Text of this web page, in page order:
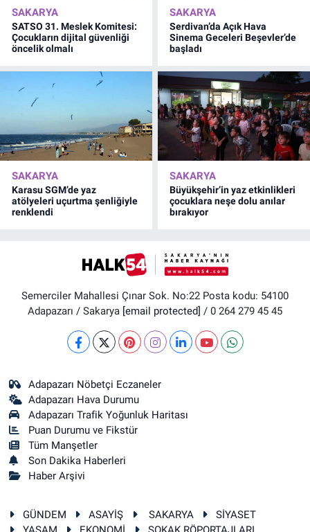
SAKARYA
SATSO 31. Meslek Komitesi:
Çocukların dijital güvenliği
öncelik olmalı
SAKARYA
Serdivan’da Açık Hava
Sinema Geceleri Beşevler’de
başladı
SAKARYA
Karasu SGM’de yaz
atölyeleri uçurtma şenliğiyle
renklendi
SAKARYA
Büyükşehir’in yaz etkinlikleri
çocuklara neşe dolu anılar
bırakıyor
Semerciler Mahallesi Çınar Sok. No:22 Posta kodu: 54100
Adapazarı / Sakarya [email protected] / 0 264 279 45 45
Adapazarı Nöbetçi Eczaneler
Adapazarı Hava Durumu
Adapazarı Trafik Yoğunluk Haritası
Puan Durumu ve Fikstür
Tüm Manşetler
Son Dakika Haberleri
Haber Arşivi
GÜNDEM ASAYİŞ SAKARYA
SİYASET